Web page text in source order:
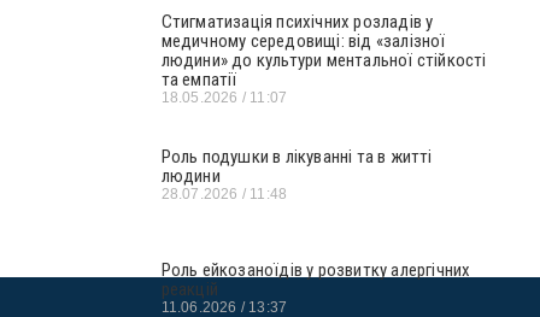
Стигматизація психічних розладів у
медичному середовищі: від «залізної
людини» до культури ментальної стійкості
та емпатії
18.05.2026 11:07
Роль подушки в лікуванні та в житті
людини
28.07.2026 11:48
Роль ейкозаноїдів у розвитку алергічних
реакцій
11.06.2026 13:37